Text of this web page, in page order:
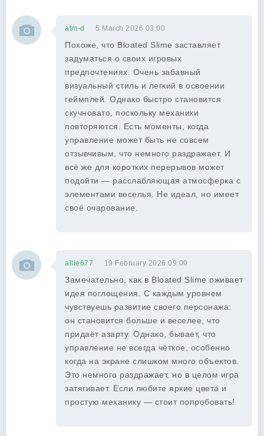
atm-d 5 March 2026 03:00
Похоже, что Bloated Slime заставляет
задуматься о своих игровых
предпочтениях. Очень забавный
визуальный стиль и легкий в освоении
геймплей. Однако быстро становится
скучновато, поскольку механики
повторяются. Есть моменты, когда
управление может быть не совсем
отзывчивым, что немного раздражает. И
всё же для коротких перерывов может
подойти — расслабляющая атмосферка с
элементами веселья. Не идеал, но имеет
своё очарование.
allie677 19 February 2026 09:00
Замечательно, как в Bloated Slime оживает
идея поглощения. С каждым уровнем
чувствуешь развитие своего персонажа:
он становится больше и веселее, что
придаёт азарту. Однако, бывает, что
управление не всегда чёткое, особенно
когда на экране слишком много объектов.
Это немного раздражает, но в целом игра
затягивает. Если любите яркие цвета и
простую механику — стоит попробовать!